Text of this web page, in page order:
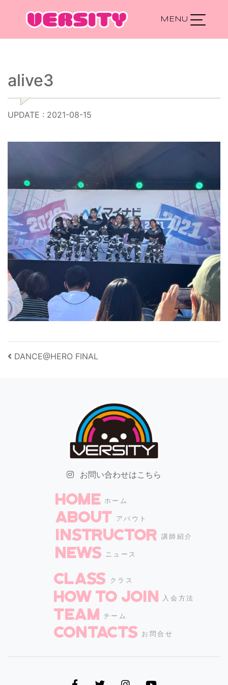
Main Navigation
alive3
UPDATE : 2021-08-15
投稿ナビゲーション
DANCE@HERO FINAL
お問い合わせはこちら
HOME ホーム
ABOUT アバウト
INSTRUCTOR 講師紹介
NEWS ニュース
CLASS クラス
How to join 入会方法
TEAM チーム
CONTACTS お問合せ